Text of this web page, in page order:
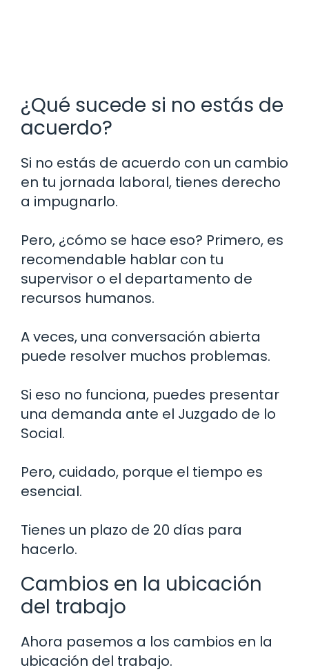
¿Qué sucede si no estás de
acuerdo?
Si no estás de acuerdo con un cambio
en tu jornada laboral, tienes derecho
a impugnarlo.
Pero, ¿cómo se hace eso? Primero, es
recomendable hablar con tu
supervisor o el departamento de
recursos humanos.
A veces, una conversación abierta
puede resolver muchos problemas.
Si eso no funciona, puedes presentar
una demanda ante el Juzgado de lo
Social.
Pero, cuidado, porque el tiempo es
esencial.
Tienes un plazo de 20 días para
hacerlo.
Cambios en la ubicación
del trabajo
Ahora pasemos a los cambios en la
ubicación del trabajo.